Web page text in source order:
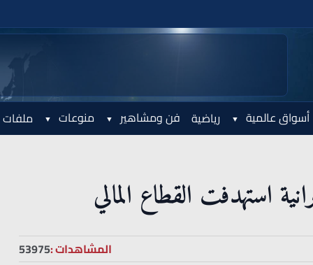
أسواق عالمية رياضية فن ومشاهير منوعات
استهدفت القطاع المالي
المشاهدات :53975